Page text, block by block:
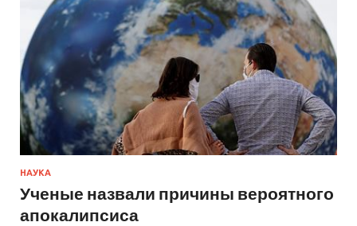
НАУКА
Ученые назвали причины вероятного
апокалипсиса